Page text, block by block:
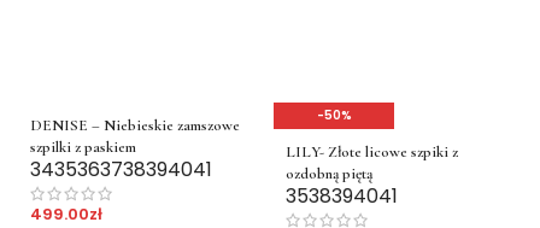
DENISE – Niebieskie zamszowe
szpilki z paskiem
3435363738394041
499.00zł
-50%
LILY- Złote licowe szpiki z
ozdobną piętą
3538394041